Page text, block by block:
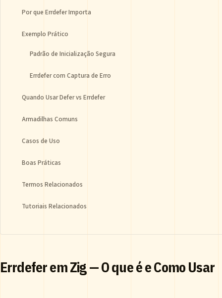
Por que Errdefer Importa
Exemplo Prático
Padrão de Inicialização Segura
Errdefer com Captura de Erro
Quando Usar Defer vs Errdefer
Armadilhas Comuns
Casos de Uso
Boas Práticas
Termos Relacionados
Tutoriais Relacionados
Errdefer em Zig — O que é e Como Usar